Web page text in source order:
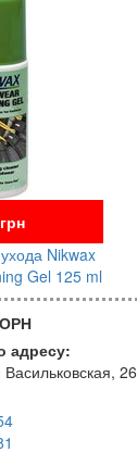
Nikwax
Gel 125 ml
адресу:
26